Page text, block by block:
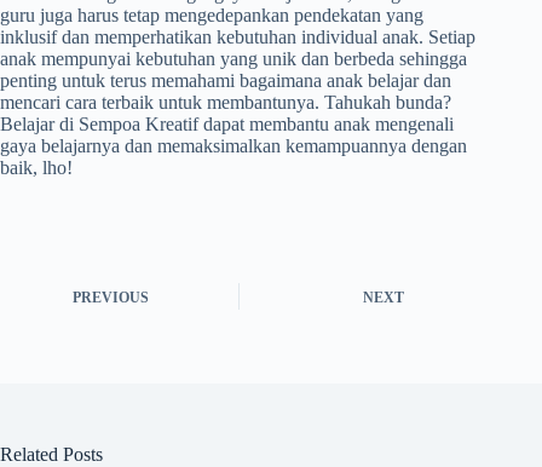
guru juga harus tetap mengedepankan pendekatan yang
inklusif dan memperhatikan kebutuhan individual anak. Setiap
anak mempunyai kebutuhan yang unik dan berbeda sehingga
penting untuk terus memahami bagaimana anak belajar dan
mencari cara terbaik untuk membantunya. Tahukah bunda?
Belajar di Sempoa Kreatif dapat membantu anak mengenali
gaya belajarnya dan memaksimalkan kemampuannya dengan
baik, lho!
PREVIOUS NEXT
Related Posts